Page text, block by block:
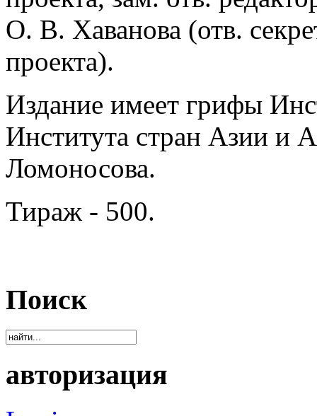
О. В. Хаванова (отв.
проекта).
Издание имеет грифы
Института стран Азии
Ломоносова.
Тираж - 500.
Поиск
авторизация